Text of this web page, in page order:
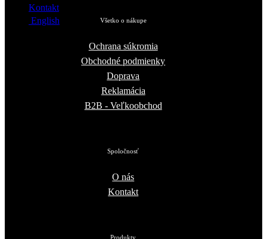
Kontakt
English
Všetko o nákupe
Ochrana súkromia
Obchodné podmienky
Doprava
Reklamácia
B2B - Veľkoobchod
Spoločnosť
O nás
Kontakt
Produkty